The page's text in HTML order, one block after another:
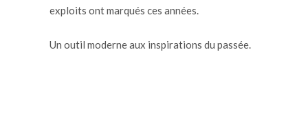
exploits ont marqués ces années.
Un outil moderne aux inspirations du passée.